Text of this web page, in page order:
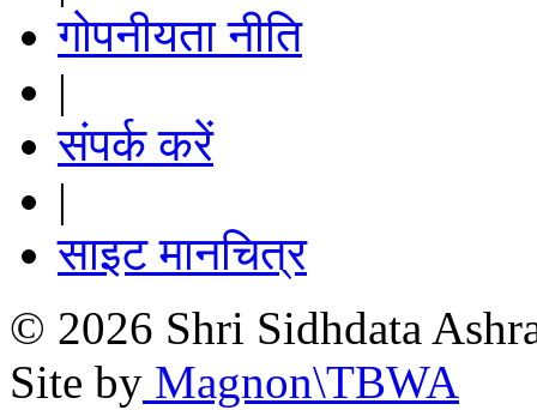
गोपनीयता नीति
|
संपर्क करें
|
साइट मानचित्र
© 2026 Shri Sidhdata
Site by Magnon\TBWA